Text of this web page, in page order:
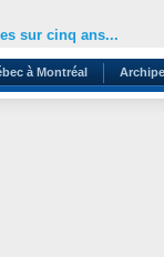
sur cinq ans...
à Montréal